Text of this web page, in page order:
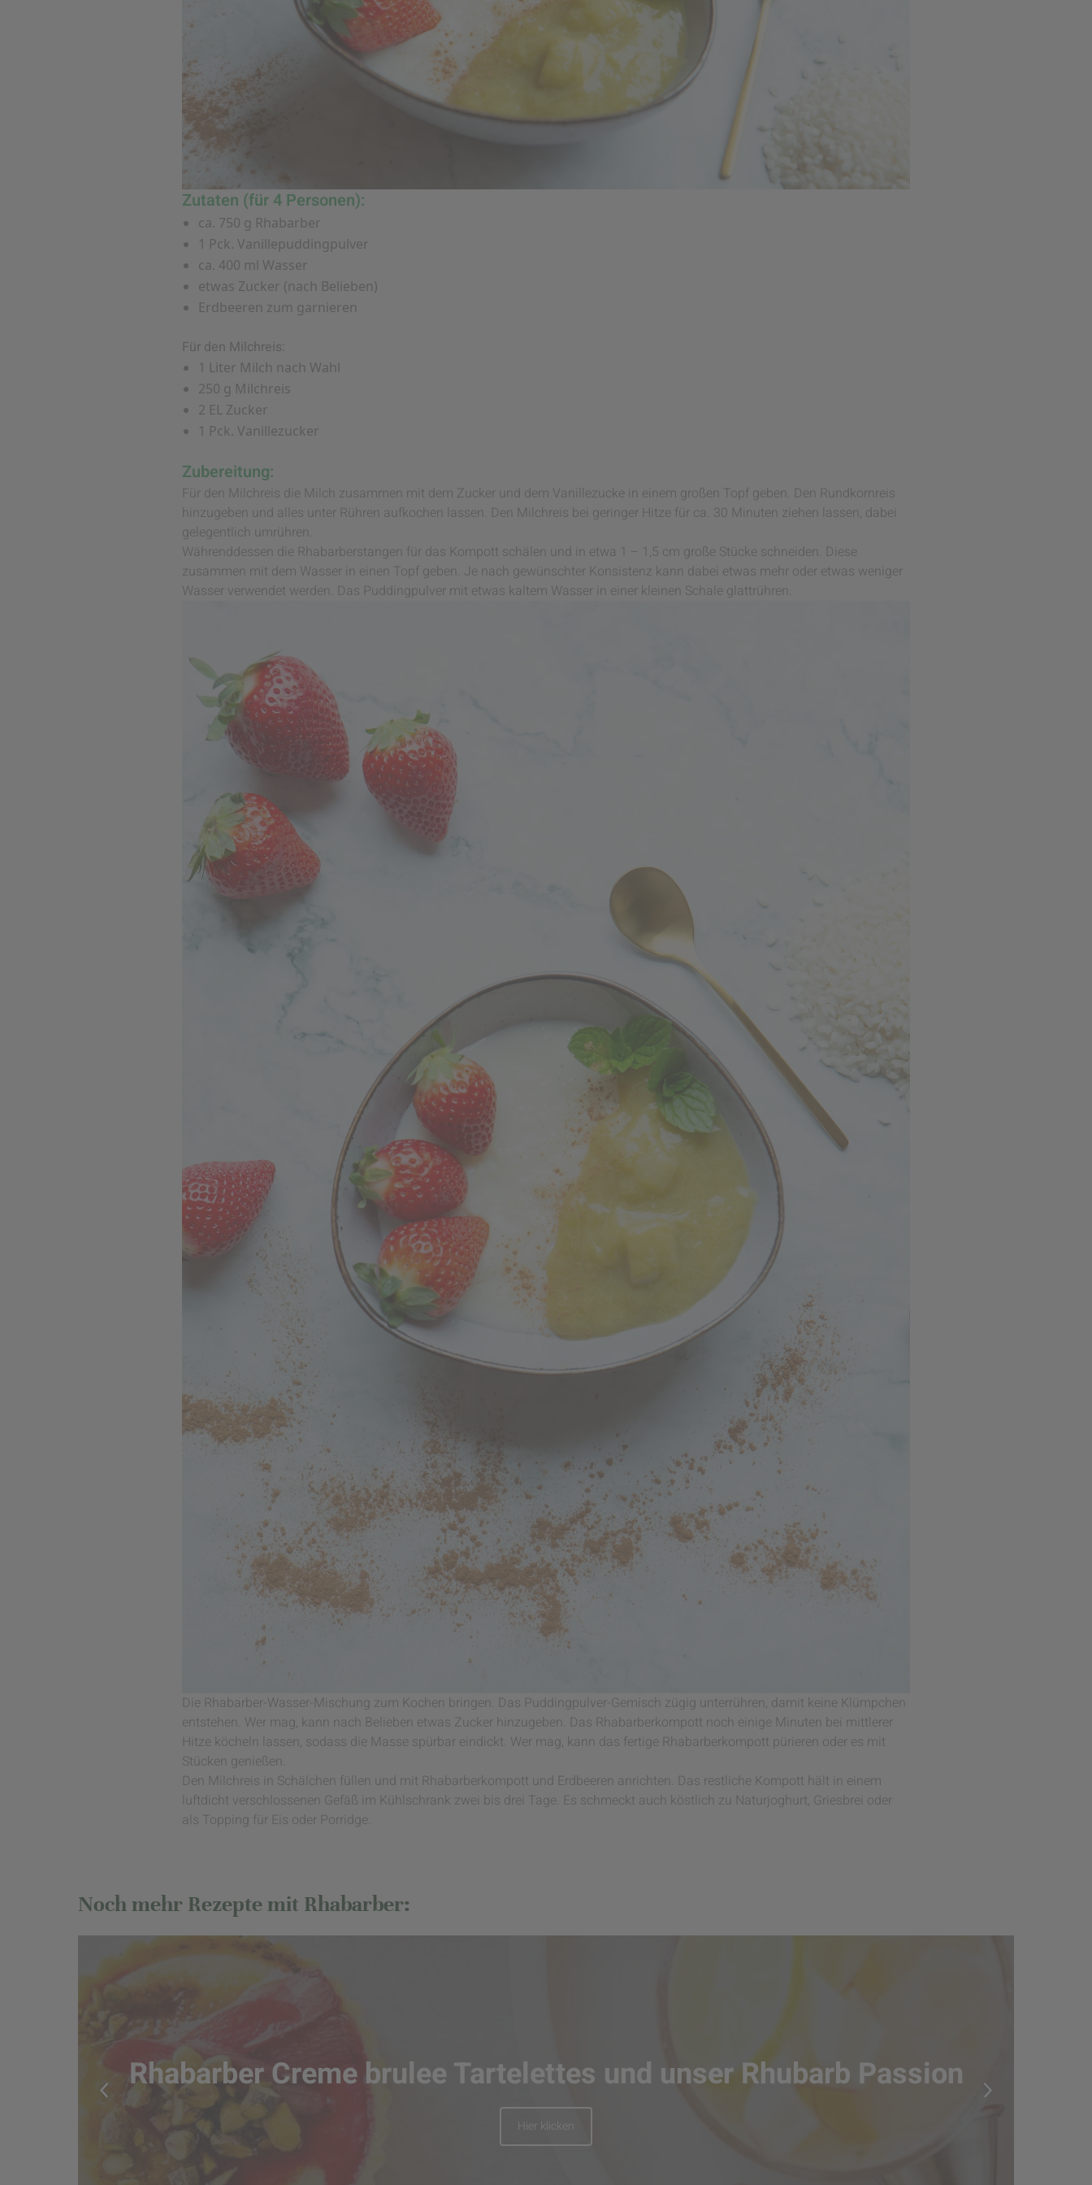
Zutaten (für 4 Personen):
ca. 750 g Rhabarber
1 Pck. Vanillepuddingpulver
ca. 400 ml Wasser
etwas Zucker (nach Belieben)
Erdbeeren zum garnieren
Für den Milchreis:
1 Liter Milch nach Wahl
250 g Milchreis
2 EL Zucker
1 Pck. Vanillezucker
Zubereitung:
Für den Milchreis die Milch zusammen mit dem Zucker und dem Vanillezucke in einem großen Topf geben. Den Rundkornreis
hinzugeben und alles unter Rühren aufkochen lassen. Den Milchreis bei geringer Hitze für ca. 30 Minuten ziehen lassen, dabei
gelegentlich umrühren.
Währenddessen die Rhabarberstangen für das Kompott schälen und in etwa 1 – 1,5 cm große Stücke schneiden. Diese
zusammen mit dem Wasser in einen Topf geben. Je nach gewünschter Konsistenz kann dabei etwas mehr oder etwas weniger
Wasser verwendet werden. Das Puddingpulver mit etwas kaltem Wasser in einer kleinen Schale glattrühren.
Die Rhabarber-Wasser-Mischung zum Kochen bringen. Das Puddingpulver-Gemisch zügig unterrühren, damit keine Klümpchen
entstehen. Wer mag, kann nach Belieben etwas Zucker hinzugeben. Das Rhabarberkompott noch einige Minuten bei mittlerer
Hitze köcheln lassen, sodass die Masse spürbar eindickt. Wer mag, kann das fertige Rhabarberkompott pürieren oder es mit
Stücken genießen.
Den Milchreis in Schälchen füllen und mit Rhabarberkompott und Erdbeeren anrichten. Das restliche Kompott hält in einem
luftdicht verschlossenen Gefäß im Kühlschrank zwei bis drei Tage. Es schmeckt auch köstlich zu Naturjoghurt, Griesbrei oder
als Topping für Eis oder Porridge.
Noch mehr Rezepte mit Rhabarber:
Rhabarber Creme brulee Tartelettes und unser Rhubarb Passion
Hier klicken